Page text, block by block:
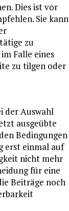
Dies ist vor
Sie kann
zu
Falle eines
zu tilgen oder
der Auswahl
ausgeübte
Bedingungen
erst einmal auf
nicht mehr
für eine
Beiträge noch